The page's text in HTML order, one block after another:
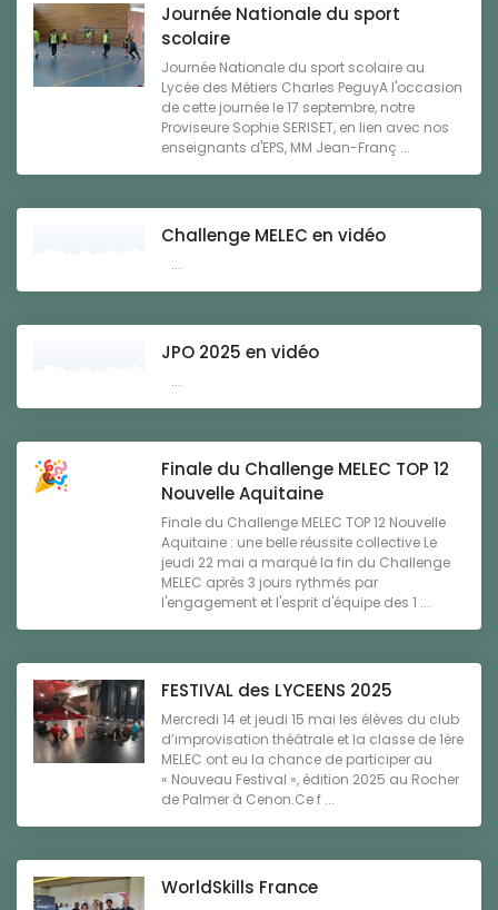
Journée Nationale du sport
scolaire
Journée Nationale du sport scolaire au
Lycée des Métiers Charles PeguyA l'occasion
de cette journée le 17 septembre, notre
Proviseure Sophie SERISET, en lien avec nos
enseignants d'EPS, MM Jean-Franç ...
Challenge MELEC en vidéo
...
JPO 2025 en vidéo
...
Finale du Challenge MELEC TOP 12
Nouvelle Aquitaine
Finale du Challenge MELEC TOP 12 Nouvelle
Aquitaine : une belle réussite collective Le
jeudi 22 mai a marqué la fin du Challenge
MELEC après 3 jours rythmés par
l'engagement et l'esprit d'équipe des 1 ...
FESTIVAL des LYCEENS 2025
Mercredi 14 et jeudi 15 mai les élèves du club
d’improvisation théâtrale et la classe de 1ère
MELEC ont eu la chance de participer au
« Nouveau Festival », édition 2025 au Rocher
de Palmer à Cenon.Ce f ...
WorldSkills France